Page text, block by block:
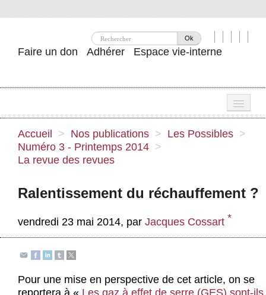
Ok
Faire un don Adhérer Espace vie-interne
Attac ?
Se mobiliser
Publications
Agenda
Actus et médias
Accueil > Nos publications > Les Possibles >
Numéro 3 - Printemps 2014 >
La revue des revues
Ralentissement du réchauffement ?
vendredi 23 mai 2014, par Jacques Cossart *
Pour une mise en perspective de cet article, on se